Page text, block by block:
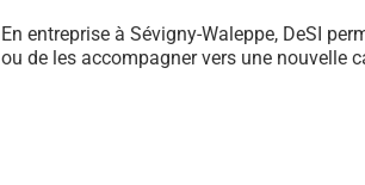
En entreprise à Sévigny-Waleppe, DeSI
ou de les accompagner vers une nouvelle